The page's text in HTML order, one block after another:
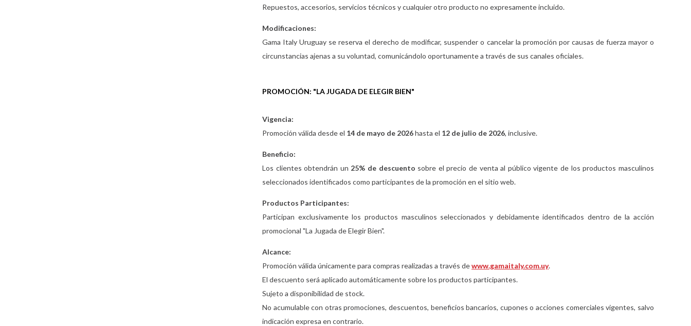
Repuestos, accesorios, servicios técnicos y cualquier otro producto no expresamente incluido.
Modificaciones:
Gama Italy Uruguay se reserva el derecho de modificar, suspender o cancelar la promoción por causas de fuerza mayor o
circunstancias ajenas a su voluntad, comunicándolo oportunamente a través de sus canales oficiales.
PROMOCIÓN: "LA JUGADA DE ELEGIR BIEN"
Vigencia:
Promoción válida desde el 14 de mayo de 2026hasta el 12 de julio de 2026, inclusive.
Beneficio:
Los clientes obtendrán un 25% de descuento sobre el precio de venta al público vigente de los productos masculinos
seleccionados identificados como participantes de la promoción en el sitio web.
Productos Participantes:
Participan exclusivamente los productos masculinos seleccionados y debidamente identificados dentro de la acción
promocional "La Jugada de Elegir Bien".
Alcance:
Promoción válida únicamente para compras realizadas a través dewww.gamaitaly.com.uy.
El descuento será aplicado automáticamente sobre los productos participantes.
Sujeto a disponibilidad de stock.
No acumulable con otras promociones, descuentos, beneficios bancarios, cupones o acciones comerciales vigentes, salvo
indicación expresa en contrario.